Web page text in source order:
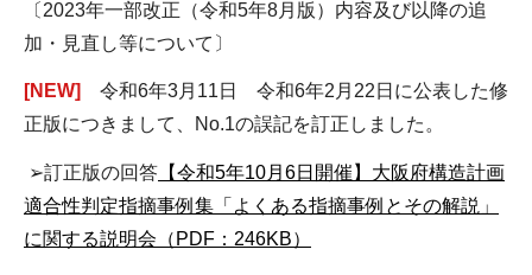
〔2023年一部改正（令和5年8月版）内容及び以降の追
加・見直し等について〕
[NEW]
令和6年3月11日 令和6年2月22日に公表した修
正版につきまして、No.1の誤記を訂正しました。
➢訂正版の回答 【令和5年10月6日開催】大阪府構造計画
適合性判定指摘事例集「よくある指摘事例とその解説」
に関する説明会（PDF：246KB）